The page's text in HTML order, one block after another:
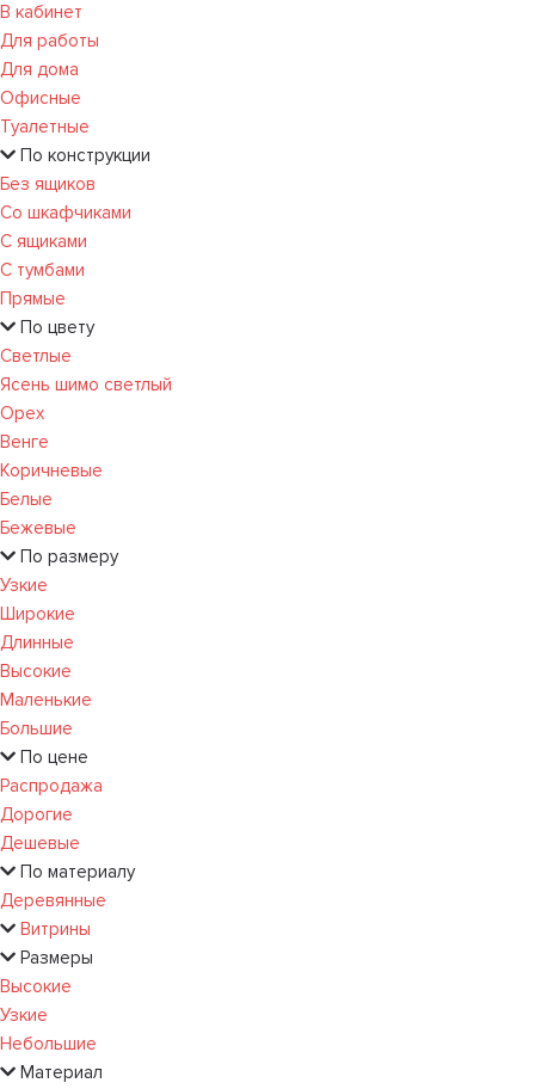
В кабинет
Для работы
Для дома
Офисные
Туалетные
По конструкции
Без ящиков
Со шкафчиками
С ящиками
С тумбами
Прямые
По цвету
Светлые
Ясень шимо светлый
Орех
Венге
Коричневые
Белые
Бежевые
По размеру
Узкие
Широкие
Длинные
Высокие
Маленькие
Большие
По цене
Распродажа
Дорогие
Дешевые
По материалу
Деревянные
Витрины
Размеры
Высокие
Узкие
Небольшие
Материал